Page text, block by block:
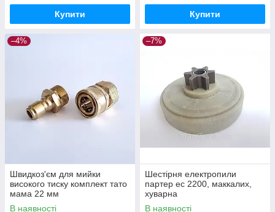
Купити Купити
–4%
Швидкоз'єм для мийки
високого тиску комплект тато
мама 22 мм
В наявності
–7%
Шестірня електропили
партер ес 2200, маккалих,
хуварна
В наявності